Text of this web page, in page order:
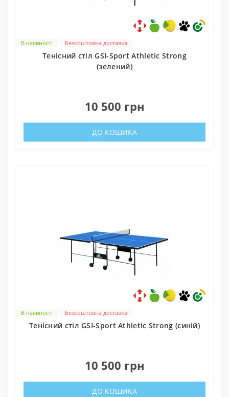
В наявності Безкоштовна доставка
Тенісний стіл GSI-Sport Athletic Strong
(зелений)
10 500 грн
ДО КОШИКА
В наявності Безкоштовна доставка
Тенісний стіл GSI-Sport Athletic Strong (синій)
10 500 грн
ДО КОШИКА